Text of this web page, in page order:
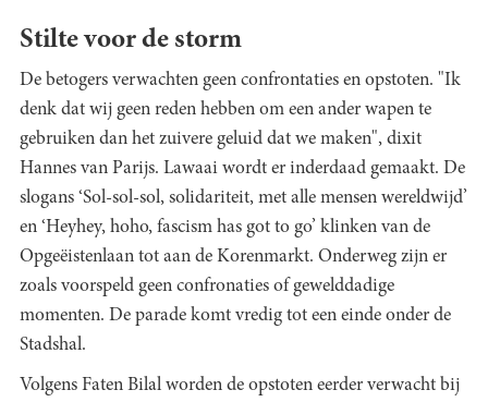
Stilte voor de storm
De betogers verwachten geen confrontaties en opstoten. "Ik
denk dat wij geen reden hebben om een ander wapen te
gebruiken dan het zuivere geluid dat we maken", dixit
Hannes van Parijs. Lawaai wordt er inderdaad gemaakt. De
slogans ‘Sol-sol-sol, solidariteit, met alle mensen wereldwijd’
en ‘Heyhey, hoho, fascism has got to go’ klinken van de
Opgeëistenlaan tot aan de Korenmarkt. Onderweg zijn er
zoals voorspeld geen confronaties of gewelddadige
momenten. De parade komt vredig tot een einde onder de
Stadshal.
Volgens Faten Bilal worden de opstoten eerder verwacht bij